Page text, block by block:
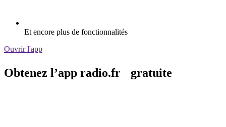
Et encore plus de fonctionnalités
Ouvrir l'app
Obtenez l’app radio.fr gratuite